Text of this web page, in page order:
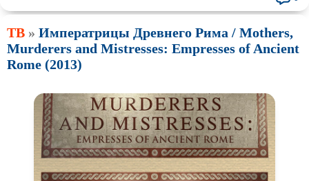
ТВ » Императрицы Древнего Рима / Mothers,
Murderers and Mistresses: Empresses of Ancient
Rome (2013)